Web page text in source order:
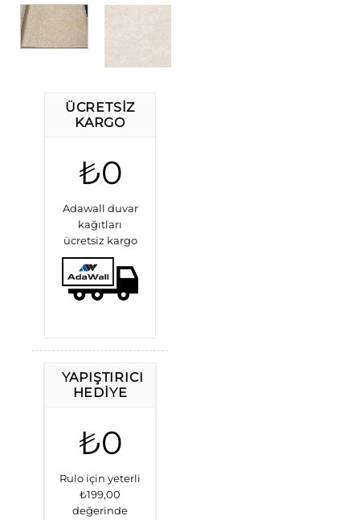
ÜCRETSIZ
KARGO
₺0
Adawall duvar
kağıtları
ücretsiz kargo
YAPIŞTIRICI
HEDIYE
₺0
Rulo için yeterli
₺199,00
değerinde